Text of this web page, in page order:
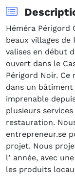
Héméra Périgord
beaux villages de
valises en début
ouvert dans le
Périgord Noir. Ce
dans un
imprenable
plusieurs
restauration.
entrepreneur.se
projet. Nous
lʼannée, avec
les produits